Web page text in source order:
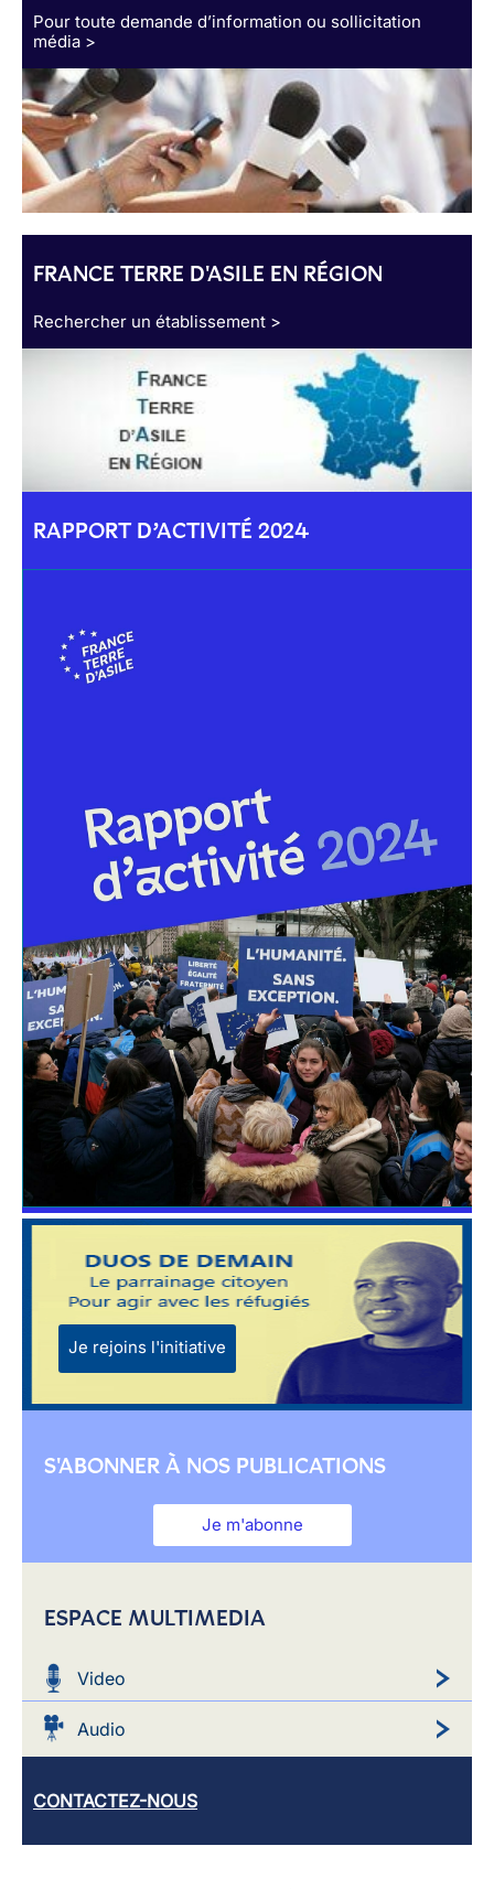
Pour toute demande d’information ou sollicitation
média >
FRANCE TERRE D'ASILE EN RÉGION
Rechercher un établissement >
RAPPORT D’ACTIVITÉ 2024
Je rejoins l'initiative
S'ABONNER À NOS PUBLICATIONS
Je m'abonne
ESPACE MULTIMEDIA
Video
Audio
CONTACTEZ-NOUS